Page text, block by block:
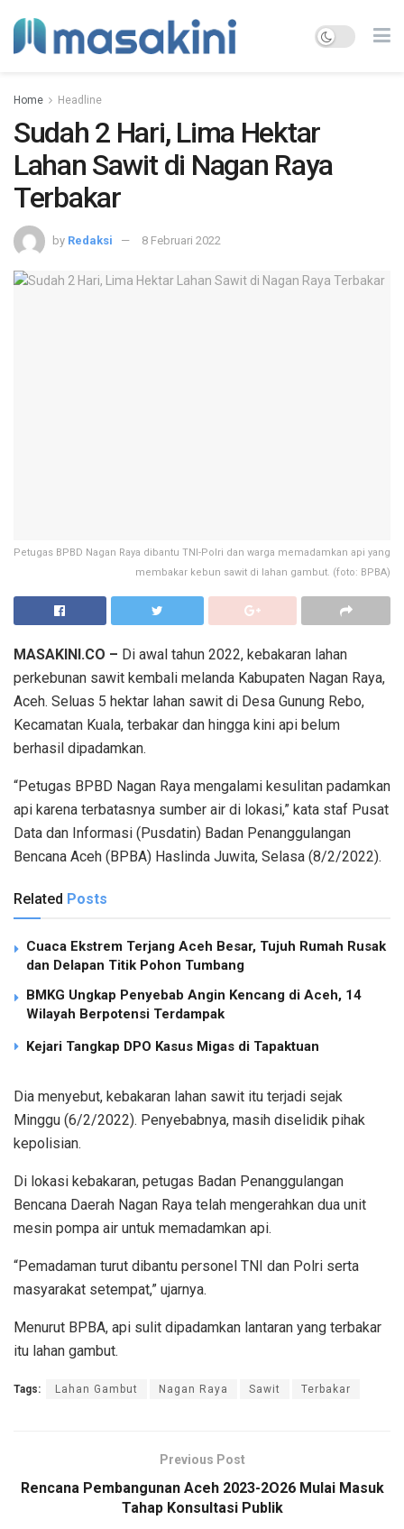
Home Headline
Sudah 2 Hari, Lima Hektar
Lahan Sawit di Nagan Raya
Terbakar
by Redaksi 8 Februari 2022
Petugas BPBD Nagan Raya dibantu TNI-Polri dan warga memadamkan api yang
membakar kebun sawit di lahan gambut. (foto: BPBA)
MASAKINI.CO – Di awal tahun 2022, kebakaran lahan
perkebunan sawit kembali melanda Kabupaten Nagan Raya,
Aceh. Seluas 5 hektar lahan sawit di Desa Gunung Rebo,
Kecamatan Kuala, terbakar dan hingga kini api belum
berhasil dipadamkan.
“Petugas BPBD Nagan Raya mengalami kesulitan padamkan
api karena terbatasnya sumber air di lokasi,” kata staf Pusat
Data dan Informasi (Pusdatin) Badan Penanggulangan
Bencana Aceh (BPBA) Haslinda Juwita, Selasa (8/2/2022).
Related Posts
Cuaca Ekstrem Terjang Aceh Besar, Tujuh Rumah Rusak
dan Delapan Titik Pohon Tumbang
BMKG Ungkap Penyebab Angin Kencang di Aceh, 14
Wilayah Berpotensi Terdampak
Kejari Tangkap DPO Kasus Migas di Tapaktuan
Dia menyebut, kebakaran lahan sawit itu terjadi sejak
Minggu (6/2/2022). Penyebabnya, masih diselidik pihak
kepolisian.
Di lokasi kebakaran, petugas Badan Penanggulangan
Bencana Daerah Nagan Raya telah mengerahkan dua unit
mesin pompa air untuk memadamkan api.
“Pemadaman turut dibantu personel TNI dan Polri serta
masyarakat setempat,” ujarnya.
Menurut BPBA, api sulit dipadamkan lantaran yang terbakar
itu lahan gambut.
Tags: Lahan Gambut Nagan Raya Sawit Terbakar
Previous Post
Rencana Pembangunan Aceh 2023-2O26 Mulai Masuk
Tahap Konsultasi Publik